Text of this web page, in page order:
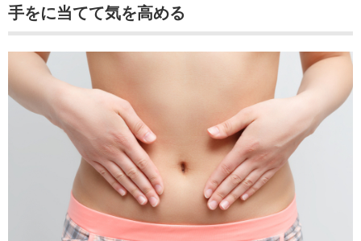
手をに当てて気を高める